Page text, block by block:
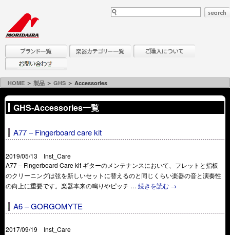
HOME ＞ 製品 ＞ GHS ＞ Accessories
GHS-Accessories一覧
A77 – Fingerboard care kit
2019/05/13 Inst_Care
A77 – Fingerboard Care kit ギターのメンテナンスにおいて、フレットと指板
のクリーニングは弦を新しいセットに替えるのと同じくらい楽器の音と演奏性
の向上に重要です。楽器本来の鳴りやピッチ …続きを読む →
A6 – GORGOMYTE
2017/09/19 Inst_Care